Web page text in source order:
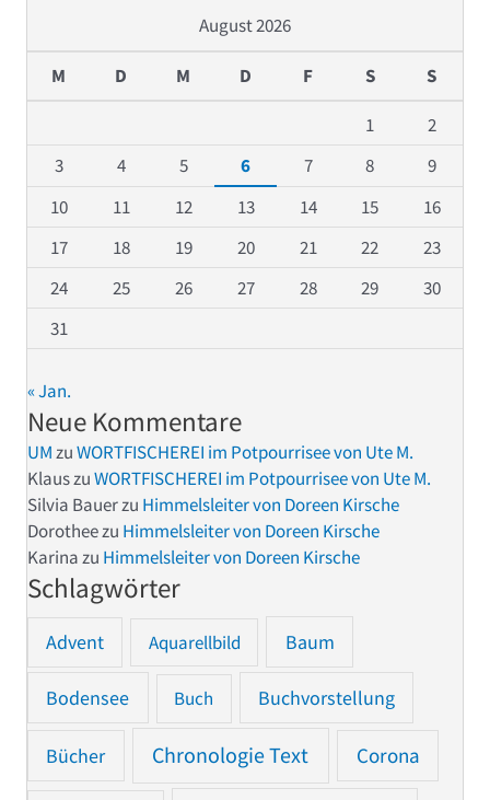
August 2026
M D M D F S S
1
2
3
4 5 6 7 8
9
10
11 12 13 14 15
16
17
18 19 20 21 22
23
24
25 26 27 28 29
30
31
« Jan.
Neue Kommentare
UMzuWORTFISCHEREI im Potpourrisee von Ute M.
KlauszuWORTFISCHEREI im Potpourrisee von Ute M.
Silvia Bauerzu Himmelsleiter von Doreen Kirsche
Dorotheezu Himmelsleiter von Doreen Kirsche
Karinazu Himmelsleiter von Doreen Kirsche
Schlagwörter
Advent Aquarellbild Baum
Bodensee Buch Buchvorstellung
Bücher Chronologie Text Corona